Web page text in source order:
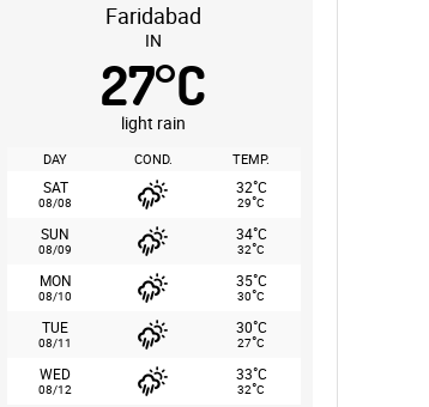
Faridabad
IN
27°C
light rain
DAY COND. TEMP.
SAT
08/08
32°C
29°C
SUN
08/09
34°C
32°C
MON
08/10
35°C
30°C
TUE
08/11
30°C
27°C
WED
08/12
33°C
32°C